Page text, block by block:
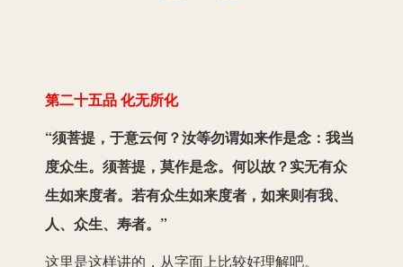
第二十五品 化无所化
“须菩提，于意云何？汝等勿谓如来作是念：我当
度众生。须菩提，莫作是念。何以故？实无有众
生如来度者。若有众生如来度者，如来则有我、
人、众生、寿者。”
这里是这样讲的，从字面上比较好理解吧。